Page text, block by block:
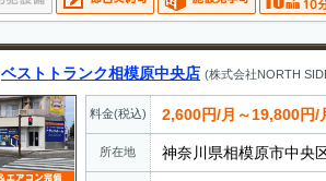
ベストトランク相模原中央店 (株式会社NORTH
料金(税込) 2,600円/月～19,800円/
所在地 神奈川県相模原市中央